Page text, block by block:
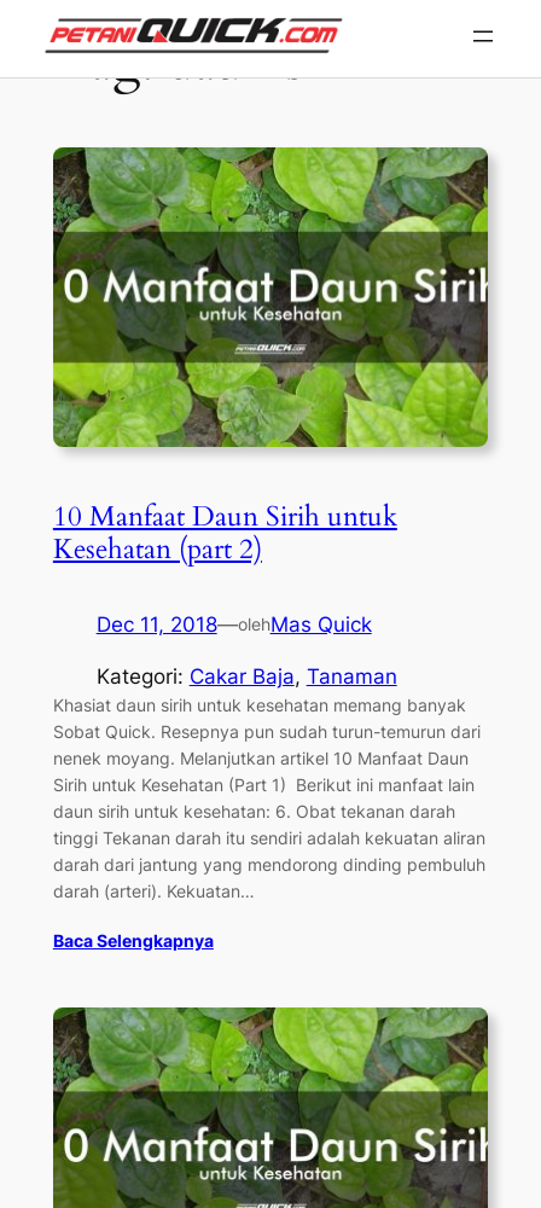
Tag:daun sirih
10 Manfaat Daun Sirih untuk
Kesehatan (part 2)
Dec 11, 2018—olehMas Quick
Kategori: Cakar Baja, Tanaman
Khasiat daun sirih untuk kesehatan memang banyak
Sobat Quick. Resepnya pun sudah turun-temurun dari
nenek moyang. Melanjutkan artikel 10 Manfaat Daun
Sirih untuk Kesehatan (Part 1) Berikut ini manfaat lain
daun sirih untuk kesehatan: 6. Obat tekanan darah
tinggi Tekanan darah itu sendiri adalah kekuatan aliran
darah dari jantung yang mendorong dinding pembuluh
darah (arteri). Kekuatan…
Baca Selengkapnya